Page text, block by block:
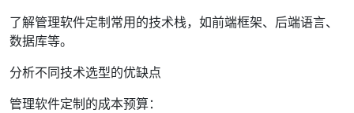
了解管理软件定制常用的技术栈，如前端框架、后端语言、
数据库等。
分析不同技术选型的优缺点
管理软件定制的成本预算：